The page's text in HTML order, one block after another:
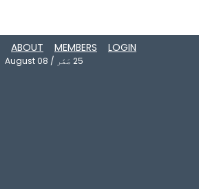
LOGIN
MEMBERS
ABOUT
25 صَفَر /
August 08